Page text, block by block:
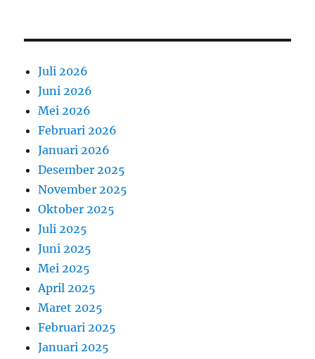
Juli 2026
Juni 2026
Mei 2026
Februari 2026
Januari 2026
Desember 2025
November 2025
Oktober 2025
Juli 2025
Juni 2025
Mei 2025
April 2025
Maret 2025
Februari 2025
Januari 2025